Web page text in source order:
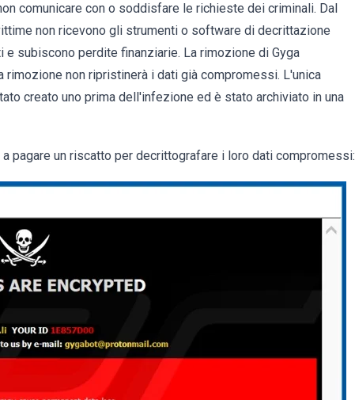
comunicare con o soddisfare le richieste dei criminali. Dal
non ricevono gli strumenti o software di decrittazione
subiscono perdite finanziarie. La rimozione di Gyga
non ripristinerà i dati già compromessi. L'unica
creato uno prima dell'infezione ed è stato archiviato in una
pagare un riscatto per decrittografare i loro dati compromessi: